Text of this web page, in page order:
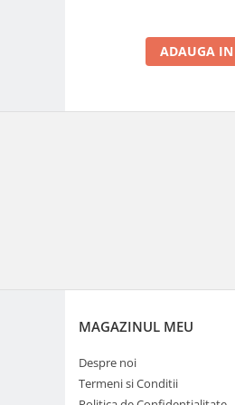
Accesorii trepiede si monopiede
Selfie Stick
Studio/Lumini si accesorii
ADAUGA IN
MAGAZINUL MEU
Despre noi
Termeni si Conditii